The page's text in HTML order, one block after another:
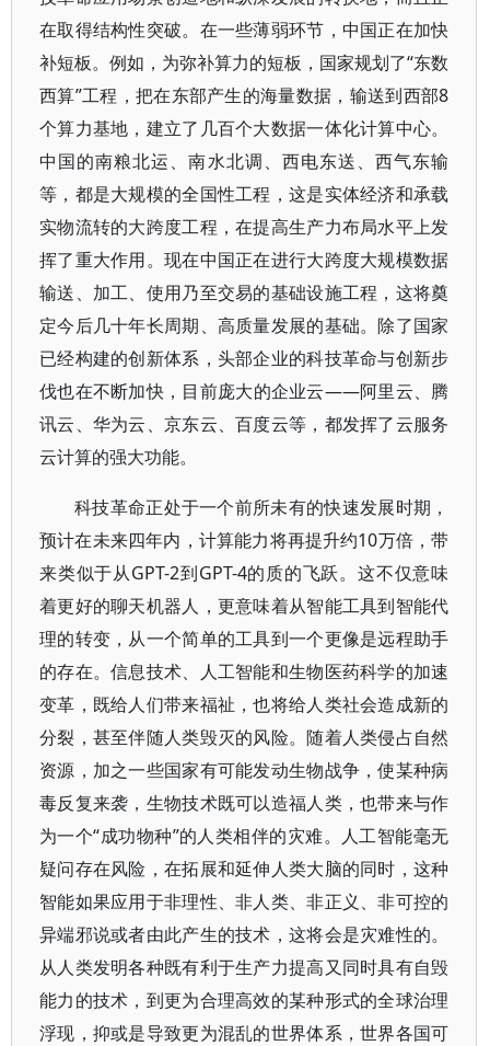
在取得结构性突破。在一些薄弱环节，中国正在加快
补短板。例如，为弥补算力的短板，国家规划了“东数
西算”工程，把在东部产生的海量数据，输送到西部8
个算力基地，建立了几百个大数据一体化计算中心。
中国的南粮北运、南水北调、西电东送、西气东输
等，都是大规模的全国性工程，这是实体经济和承载
实物流转的大跨度工程，在提高生产力布局水平上发
挥了重大作用。现在中国正在进行大跨度大规模数据
输送、加工、使用乃至交易的基础设施工程，这将奠
定今后几十年长周期、高质量发展的基础。除了国家
已经构建的创新体系，头部企业的科技革命与创新步
伐也在不断加快，目前庞大的企业云——阿里云、腾
讯云、华为云、京东云、百度云等，都发挥了云服务
云计算的强大功能。
科技革命正处于一个前所未有的快速发展时期，
预计在未来四年内，计算能力将再提升约10万倍，带
来类似于从GPT-2到GPT-4的质的飞跃。这不仅意味
着更好的聊天机器人，更意味着从智能工具到智能代
理的转变，从一个简单的工具到一个更像是远程助手
的存在。信息技术、人工智能和生物医药科学的加速
变革，既给人们带来福祉，也将给人类社会造成新的
分裂，甚至伴随人类毁灭的风险。随着人类侵占自然
资源，加之一些国家有可能发动生物战争，使某种病
毒反复来袭，生物技术既可以造福人类，也带来与作
为一个“成功物种”的人类相伴的灾难。人工智能毫无
疑问存在风险，在拓展和延伸人类大脑的同时，这种
智能如果应用于非理性、非人类、非正义、非可控的
异端邪说或者由此产生的技术，这将会是灾难性的。
从人类发明各种既有利于生产力提高又同时具有自毁
能力的技术，到更为合理高效的某种形式的全球治理
浮现，抑或是导致更为混乱的世界体系，世界各国可